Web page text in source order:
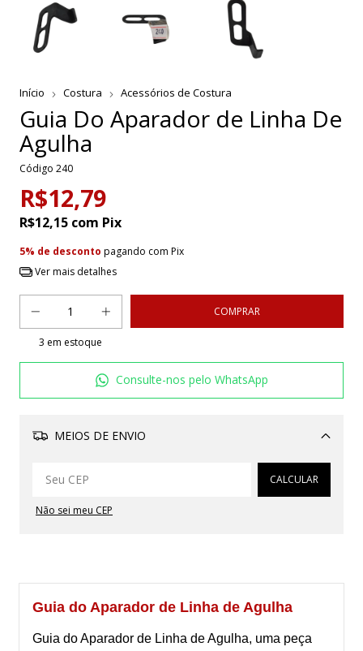
Início Costura Acessórios de Costura
Guia Do Aparador de Linha De
Agulha
Código 240
R$12,79
R$12,15 com Pix
5% de desconto pagando com Pix
Ver mais detalhes
3 em estoque
Consulte-nos pelo WhatsApp
MEIOS DE ENVIO
Alterar CEP
CALCULAR
Não sei meu CEP
Guia do Aparador de Linha de Agulha
Guia do Aparador de Linha de Agulha, uma peça